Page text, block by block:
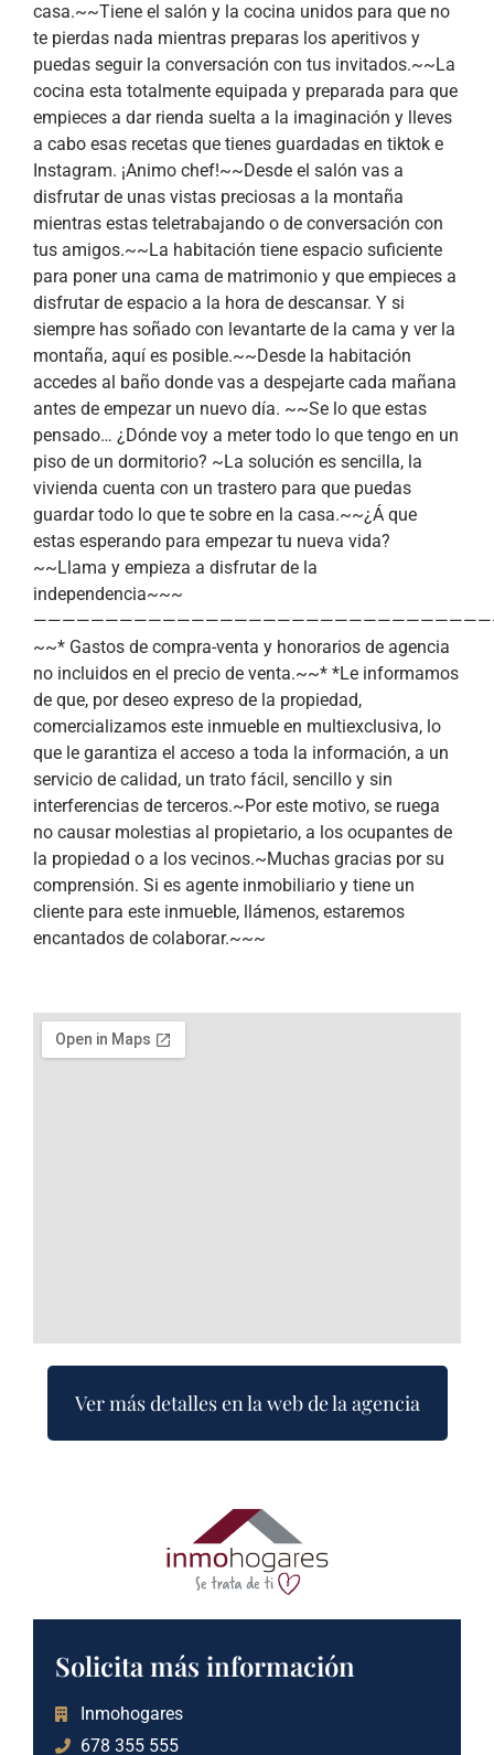
casa.~~Tiene el salón y la cocina unidos para que no
te pierdas nada mientras preparas los aperitivos y
puedas seguir la conversación con tus invitados.~~La
cocina esta totalmente equipada y preparada para que
empieces a dar rienda suelta a la imaginación y lleves
a cabo esas recetas que tienes guardadas en tiktok e
Instagram. ¡Animo chef!~~Desde el salón vas a
disfrutar de unas vistas preciosas a la montaña
mientras estas teletrabajando o de conversación con
tus amigos.~~La habitación tiene espacio suficiente
para poner una cama de matrimonio y que empieces a
disfrutar de espacio a la hora de descansar. Y si
siempre has soñado con levantarte de la cama y ver la
montaña, aquí es posible.~~Desde la habitación
accedes al baño donde vas a despejarte cada mañana
antes de empezar un nuevo día. ~~Se lo que estas
pensado… ¿Dónde voy a meter todo lo que tengo en un
piso de un dormitorio? ~La solución es sencilla, la
vivienda cuenta con un trastero para que puedas
guardar todo lo que te sobre en la casa.~~¿Á que
estas esperando para empezar tu nueva vida?
~~Llama y empieza a disfrutar de la
independencia~~~
~~* Gastos de compra-venta y honorarios de agencia
no incluidos en el precio de venta.~~* *Le informamos
de que, por deseo expreso de la propiedad,
comercializamos este inmueble en multiexclusiva, lo
que le garantiza el acceso a toda la información, a un
servicio de calidad, un trato fácil, sencillo y sin
interferencias de terceros.~Por este motivo, se ruega
no causar molestias al propietario, a los ocupantes de
la propiedad o a los vecinos.~Muchas gracias por su
comprensión. Si es agente inmobiliario y tiene un
cliente para este inmueble, llámenos, estaremos
encantados de colaborar.~~~
Ver más detalles en la web de la agencia
Solicita más información
Inmohogares
678 355 555